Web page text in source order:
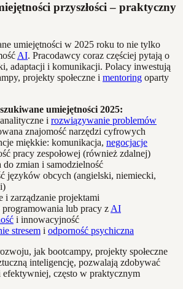
przyszłości – praktyczny
umiejętności w 2025 roku to nie tylko
AI. Pracodawcy coraz częściej pytają o
adaptacji i komunikacji. Polacy inwestują
projekty społeczne i mentoring oparty
umiejętności 2025:
i rozwiązywanie problemów
znajomość narzędzi cyfrowych
miękkie: komunikacja, negocjacje
pracy zespołowej (również zdalnej)
do zmian i samodzielność
języków obcych (angielski, niemiecki,
i zarządzanie projektami
programowania lub pracy z AI
i innowacyjność
stresem i odporność psychiczna
jak bootcampy, projekty społeczne
inteligencję, pozwalają zdobywać
efektywniej, często w praktycznym